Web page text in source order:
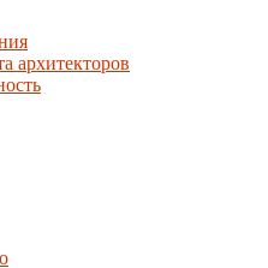
архитекторов